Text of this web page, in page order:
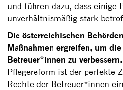
und führen dazu, dass einige
unverhältnismäßig stark
Die österreichischen
Maßnahmen ergreifen, um
Betreuer*innen zu verbessern.
Pflegereform ist der perfekte
Rechte der Betreuer*innen